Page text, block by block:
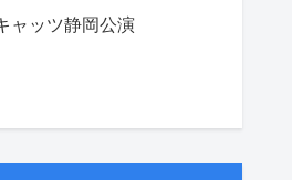
ャッツ静岡公演